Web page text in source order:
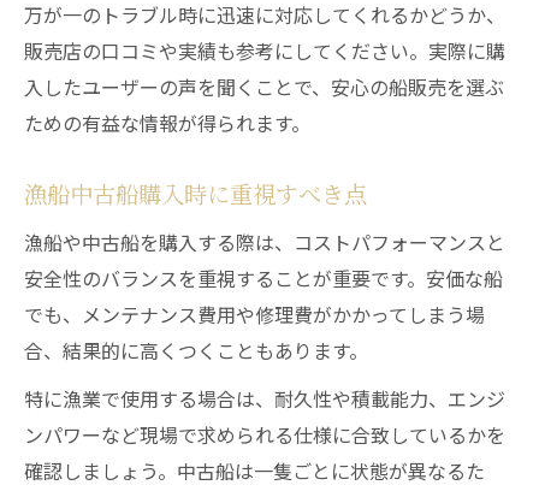
万が一のトラブル時に迅速に対応してくれるかどうか、
販売店の口コミや実績も参考にしてください。実際に購
入したユーザーの声を聞くことで、安心の船販売を選ぶ
ための有益な情報が得られます。
漁船中古船購入時に重視すべき点
漁船や中古船を購入する際は、コストパフォーマンスと
安全性のバランスを重視することが重要です。安価な船
でも、メンテナンス費用や修理費がかかってしまう場
合、結果的に高くつくこともあります。
特に漁業で使用する場合は、耐久性や積載能力、エンジ
ンパワーなど現場で求められる仕様に合致しているかを
確認しましょう。中古船は一隻ごとに状態が異なるた